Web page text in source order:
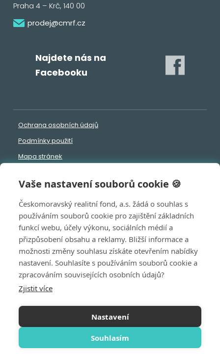
Vaše nastavení souborů cookie 🍪
Českomoravský realitní fond, a.s. žádá o souhlas s
používáním souborů cookie pro zajištění základních
funkcí webu, účely výkonu, sociálních médií a
přizpůsobení obsahu a reklamy. Bližší informace a
možnosti změny souhlasu získáte otevřením nabídky
nastavení. Souhlasíte s používáním souborů cookie a
zpracováním souvisejících osobních údajů?
Zjistit více
Nastavení
Souhlasím
Praha 4 – Krč, 140 00
prodej@cmrf.cz
Najdete nás na
Facebooku
Ochrana osobních údajů
Podmínky použití
Mapa stránek
© 2026, Českomoravský realitní fond, a.s. - všechna práva
vyhrazena, vytvořila eBRÁNA s.r.o.
Tento web je chráněn pomocí Google ReCAPTCHA a
platí pro něj
zásady ochrany osobních údajů a
smluvní podmínky společnosti Google.